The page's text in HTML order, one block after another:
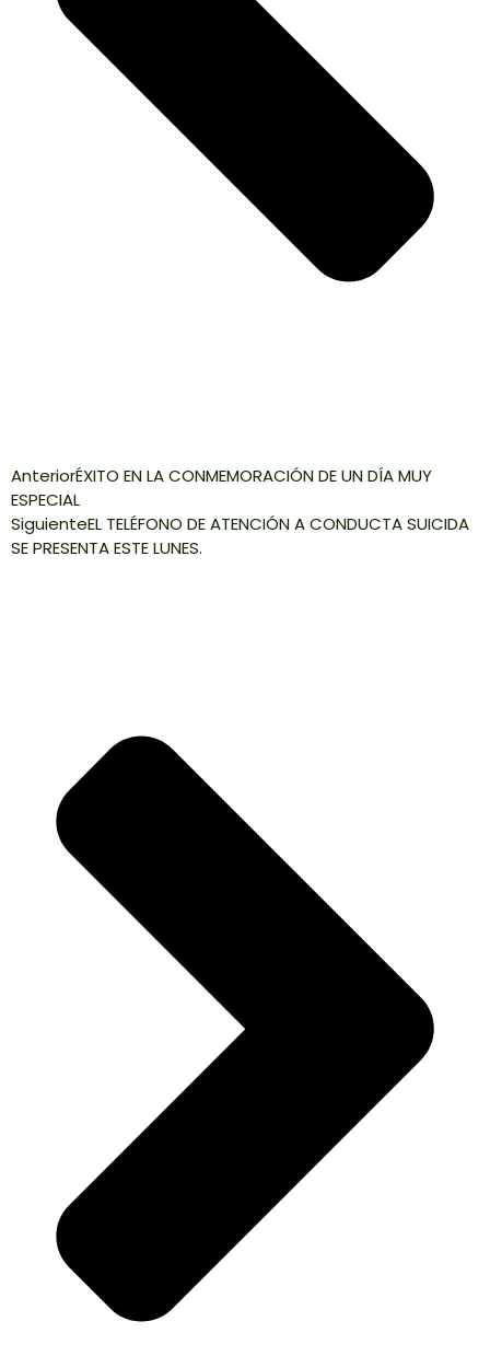
AnteriorÉXITO EN LA CONMEMORACIÓN DE UN DÍA MUY
ESPECIAL
SiguienteEL TELÉFONO DE ATENCIÓN A CONDUCTA SUICIDA
SE PRESENTA ESTE LUNES.